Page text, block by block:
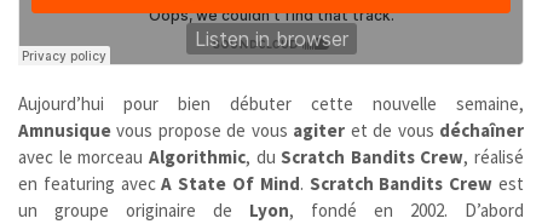
Aujourd’hui pour bien débuter cette nouvelle semaine,
Amnusique vous propose de vous agiter et de vous déchaîner
avec le morceau Algorithmic, duScratch Bandits Crew, réalisé
en featuring avecA State Of Mind. Scratch Bandits Crew est
un groupe originaire de Lyon,
fondé en 2002. D’abord